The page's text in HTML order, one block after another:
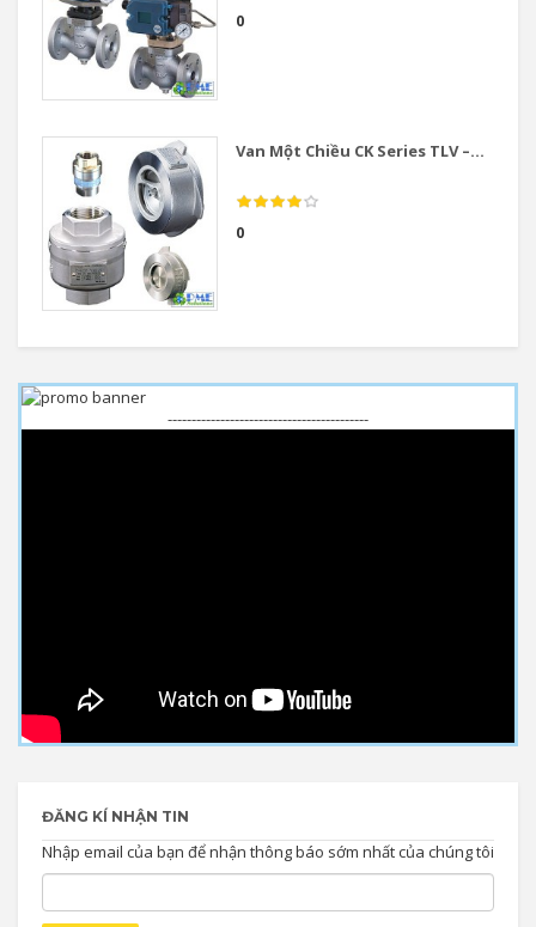
0
Van Một Chiều CK Series TLV –...
0
------------------------------------------
ĐĂNG KÍ NHẬN TIN
Nhập email của bạn để nhận thông báo sớm nhất của chúng tôi